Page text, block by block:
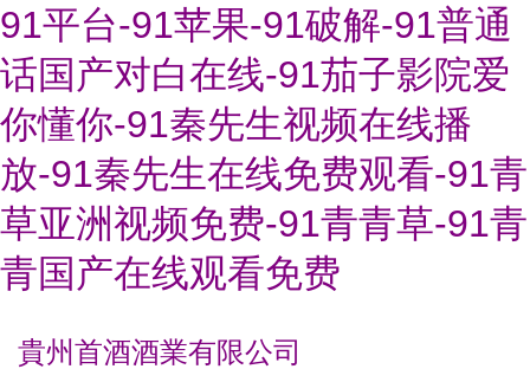
91平台-91苹果-91破解-91普通
话国产对白在线-91茄子影院爱
你懂你-91秦先生视频在线播
放-91秦先生在线免费观看-91青
草亚洲视频免费-91青青草-91青
青国产在线观看免费
貴州首酒酒業有限公司